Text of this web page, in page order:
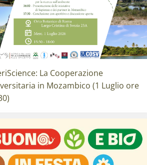
card:
La Cooperazione
in Mozambico (1 Luglio ore